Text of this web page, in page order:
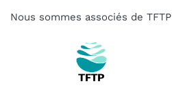
Nous sommes associés de TFTP